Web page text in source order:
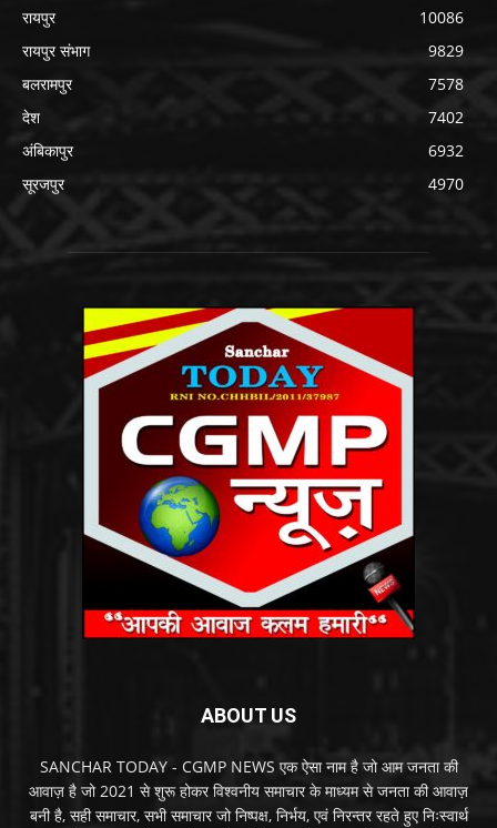
रायपुर
10086
रायपुर संभाग
9829
बलरामपुर
7578
देश
7402
अंबिकापुर
6932
सूरजपुर
4970
ABOUT US
SANCHAR TODAY - CGMP NEWS एक ऐसा नाम है जो आम जनता की
आवाज़ है जो 2021 से शुरू होकर विश्वनीय समाचार के माध्यम से जनता की आवाज़
बनी है, सही समाचार, सभी समाचार जो निष्पक्ष, निर्भय, एवं निरन्तर रहते हुए निःस्वार्थ